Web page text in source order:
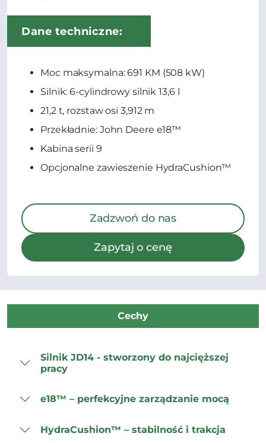
Dane techniczne:
Moc maksymalna: 691 KM (508 kW)
Silnik: 6-cylindrowy silnik 13,6 l
21,2 t, rozstaw osi 3,912 m
Przekładnie: John Deere e18™
Kabina serii 9
Opcjonalne zawieszenie HydraCushion™
Zadzwoń do nas
Zapytaj o cenę
Cechy
Silnik JD14 - stworzony do najcięższej
pracy
e18™ – perfekcyjne zarządzanie mocą
HydraCushion™ – stabilność i trakcja